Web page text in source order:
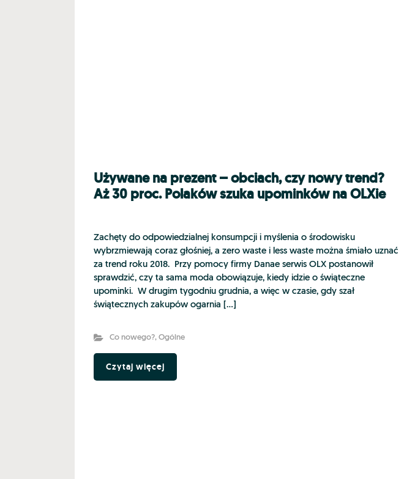
Używane na prezent – obciach, czy nowy trend?
Aż 30 proc. Polaków szuka upominków na OLXie
Zachęty do odpowiedzialnej konsumpcji i myślenia o środowisku
wybrzmiewają coraz głośniej, a zero waste i less waste można śmiało uznać
za trend roku 2018. Przy pomocy firmy Danae serwis OLX postanowił
sprawdzić, czy ta sama moda obowiązuje, kiedy idzie o świąteczne
upominki. W drugim tygodniu grudnia, a więc w czasie, gdy szał
świątecznych zakupów ogarnia […]
Co nowego?, Ogólne
Czytaj więcej